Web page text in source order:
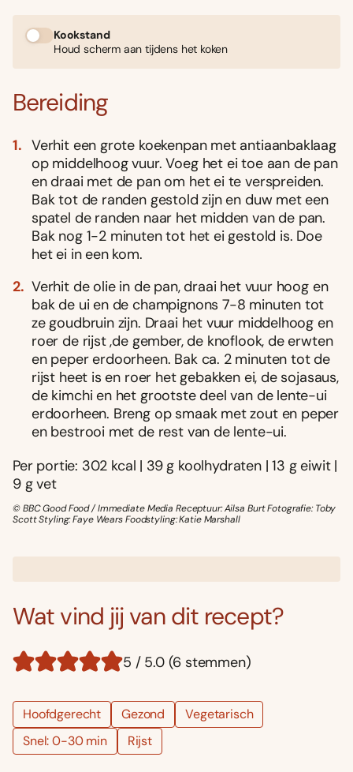
Kookstand
Houd scherm aan tijdens het koken
Bereiding
Verhit een grote koekenpan met antiaanbaklaag
op middelhoog vuur. Voeg het ei toe aan de pan
en draai met de pan om het ei te verspreiden.
Bak tot de randen gestold zijn en duw met een
spatel de randen naar het midden van de pan.
Bak nog 1-2 minuten tot het ei gestold is. Doe
het ei in een kom.
Verhit de olie in de pan, draai het vuur hoog en
bak de ui en de champignons 7-8 minuten tot
ze goudbruin zijn. Draai het vuur middelhoog en
roer de rijst ,de gember, de knoflook, de erwten
en peper erdoorheen. Bak ca. 2 minuten tot de
rijst heet is en roer het gebakken ei, de sojasaus,
de kimchi en het grootste deel van de lente-ui
erdoorheen. Breng op smaak met zout en peper
en bestrooi met de rest van de lente-ui.
Per portie: 302 kcal | 39 g koolhydraten | 13 g eiwit |
9 g vet
© BBC Good Food / Immediate Media Receptuur: Ailsa Burt Fotografie: Toby
Scott Styling: Faye Wears Foodstyling: Katie Marshall
Wat vind jij van dit recept?
5 / 5.0 (6 stemmen)
Hoofdgerecht Gezond
Vegetarisch
Snel: 0-30 min
Rijst